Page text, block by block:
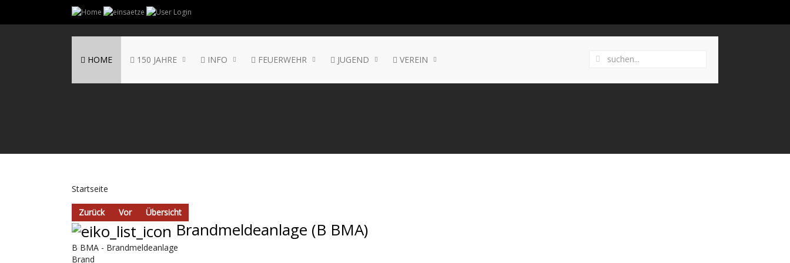
HOME 150 JAHRE INFO FEUERWEHR JUGEND VEREIN
Startseite
Zurück Vor Übersicht
Brandmeldeanlage (B BMA)
B BMA - Brandmeldeanlage
Brand